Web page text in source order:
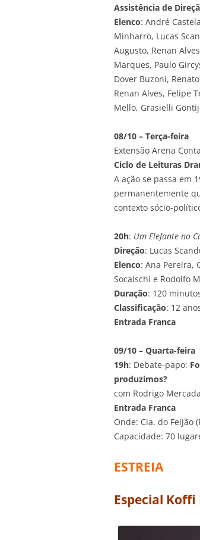
Assistência de
Elenco: André
Minharro, Lucas
Augusto, Renan
Marques, Paulo
Dover Buzoni,
Renan Alves, Felipe
Mello, Grasielli
08/10 – Terça-feira
Extensão Arena
Ciclo de Leituras
A ação se passa em
permanentemente
contexto sócio-
20h: Um Elefante no
Direção: Lucas
Elenco: Ana Pereira,
Socalschi e Rodolfo
Duração: 120
Classificação: 12
Entrada Franca
09/10 – Quarta-feira
19h: Debate-papo:
produzimos?
com Rodrigo
Entrada Franca
Onde: Cia. do Feijão
Capacidade: 70
ESTREIA
Especial